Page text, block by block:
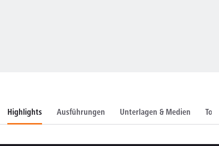
Highlights Ausführungen Unterlagen & Medien